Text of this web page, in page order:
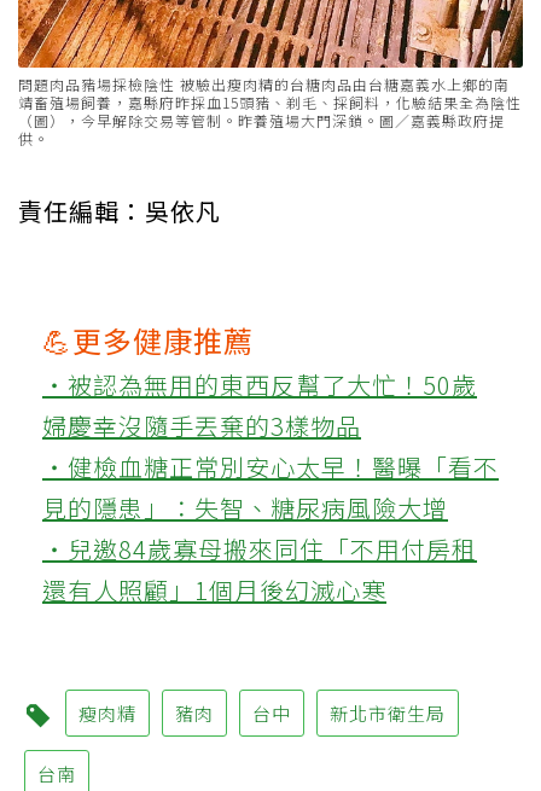
問題肉品豬場採檢陰性 被驗出瘦肉精的台糖肉品由台糖嘉義水上鄉的南
靖畜殖場飼養，嘉縣府昨採血15頭豬、剃毛、採飼料，化驗結果全為陰性
（圖），今早解除交易等管制。昨養殖場大門深鎖。圖／嘉義縣政府提
供。
責任編輯：吳依凡
💪更多健康推薦
‧被認為無用的東西反幫了大忙！50歲
婦慶幸沒隨手丟棄的3樣物品
‧健檢血糖正常別安心太早！醫曝「看不
見的隱患」：失智、糖尿病風險大增
‧兒邀84歲寡母搬來同住「不用付房租
還有人照顧」1個月後幻滅心寒
瘦肉精 豬肉 台中 新北市衛生局
台南